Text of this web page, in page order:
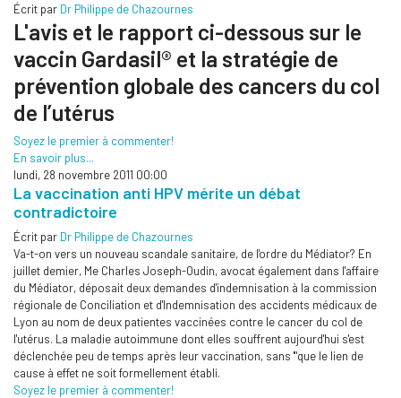
Écrit par Dr Philippe de Chazournes
L'avis et le rapport ci-dessous sur le
vaccin Gardasil® et la stratégie de
prévention globale des cancers du col
de l’utérus
Soyez le premier à commenter!
En savoir plus...
lundi, 28 novembre 2011 00:00
La vaccination anti HPV mérite un débat
contradictoire
Écrit par Dr Philippe de Chazournes
Va-t-on vers un nouveau scandale sanitaire, de l'ordre du Médiator? En
juillet demier, Me Charles Joseph-Oudin, avocat également dans l'affaire
du Médiator, déposait deux demandes d'indemnisation à la commission
régionale de Conciliation et d'Indemnisation des accidents médicaux de
Lyon au nom de deux patientes vaccinées contre le cancer du col de
l'utérus. La maladie autoimmune dont elles souffrent aujourd'hui s'est
déclenchée peu de temps après leur vaccination, sans '"que le lien de
cause à effet ne soit formellement établi.
Soyez le premier à commenter!